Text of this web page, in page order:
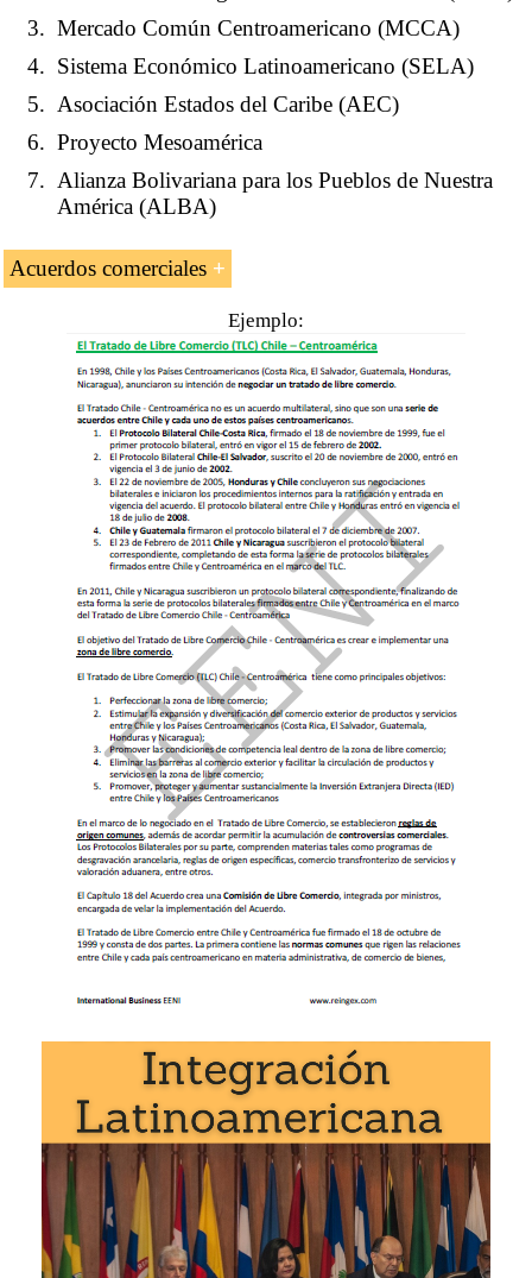
Mercado Común Centroamericano (MCCA)
Sistema Económico Latinoamericano (SELA)
Asociación Estados del Caribe (AEC)
Proyecto Mesoamérica
Alianza Bolivariana para los Pueblos de Nuestra
América (ALBA)
Acuerdos comerciales
Tratados de Honduras.
Tratado El Salvador-Honduras-Taiwán
Tratado México-Triángulo del Norte (El Salvador,
Guatemala, Honduras)
Tratado Colombia-Triángulo del Norte
Tratado de Libre Comercio Panamá-Honduras
Tratado Canadá-Honduras
Tratado Perú-Honduras
Acuerdo de alcance parcial conVenezuela
Ejemplo: